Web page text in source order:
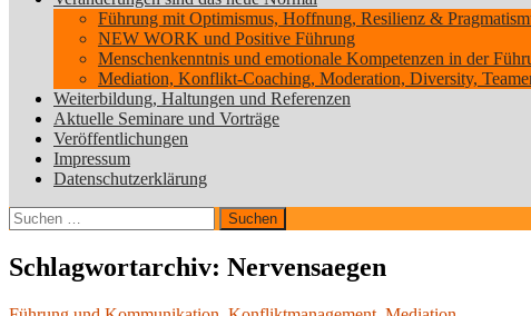
Führung mit Optimismus, Hoffnung, Resilienz &
NEW WORK und Positive Führung
Menschenkenntnis und emotionale Kompetenzen in der
Mediation, Konflikt-Coaching, Moderation, Diversity,
Weiterbildung, Haltungen und Referenzen
Aktuelle Seminare und Vorträge
Veröffentlichungen
Impressum
Datenschutzerklärung
Suchen
nach:
Schlagwortarchiv: Nervensaegen